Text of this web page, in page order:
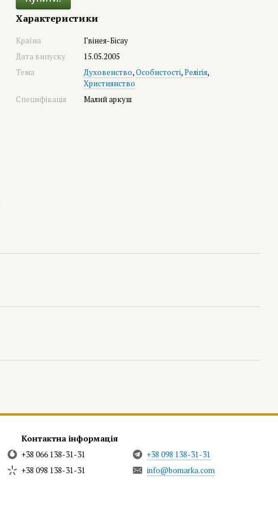
Характеристики
Країна
Гвінея-Бісау
Дата випуску
15.05.2005
Тема
Духовенство,Особистості,Релігія,
Християнство
Специфікація
Малий аркуш
Контактна інформація
+38 066 138-31-31
+38 098 138-31-31
+38 098 138-31-31
info@bomarka.com